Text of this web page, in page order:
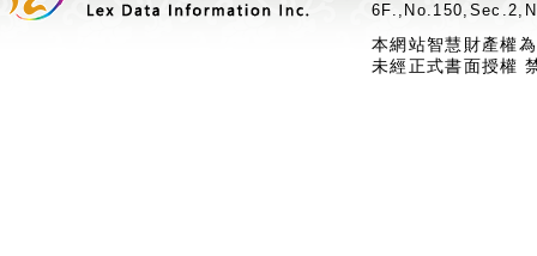
本網站智慧財產權
未經正式書面授權